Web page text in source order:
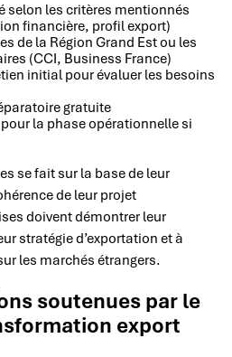
selon les critères mentionnés
financière, profil export)
de la Région Grand Est ou les
(CCI, Business France)
initial pour évaluer les besoins
gratuite
la phase opérationnelle si
se fait sur la base de leur
de leur projet
doivent démontrer leur
stratégie d’exportation et à
les marchés étrangers.
soutenues par le
export